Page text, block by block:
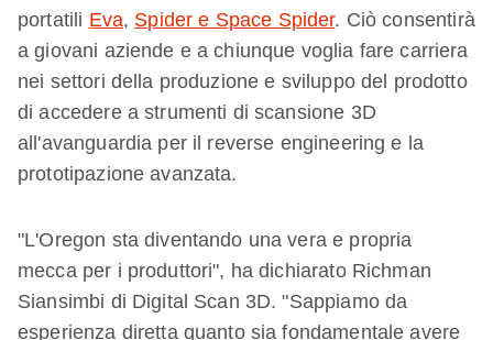
portatili Eva, Spider e Space Spider. Ciò consentirà
a giovani aziende e a chiunque voglia fare carriera
nei settori della produzione e sviluppo del prodotto
di accedere a strumenti di scansione 3D
all'avanguardia per il reverse engineering e la
prototipazione avanzata.
"L'Oregon sta diventando una vera e propria
mecca per i produttori", ha dichiarato Richman
Siansimbi di Digital Scan 3D. "Sappiamo da
esperienza diretta quanto sia fondamentale avere